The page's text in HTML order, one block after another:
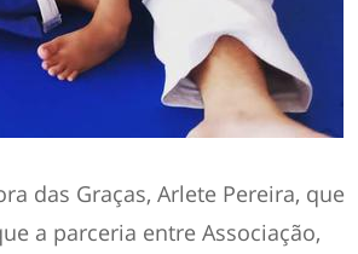
das Graças, Arlete Pereira, que
a parceria entre Associação,